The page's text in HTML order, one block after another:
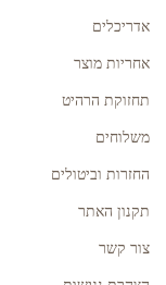
אדריכלים
אחריות מוצר
תחזוקת הרהיט
משלוחים
החזרות וביטולים
תקנון האתר
צור קשר